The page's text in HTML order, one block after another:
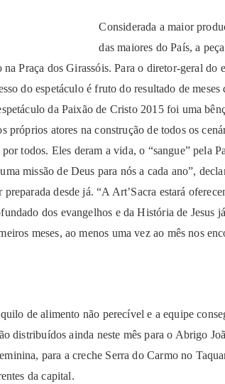
Considerada a maior
das maiores do País, a
na Praça dos Girassóis. Para o diretor-geral do
do espetáculo é fruto do resultado de meses
da Paixão de Cristo 2015 foi uma
próprios atores na construção de todos os
todos. Eles deram a vida, o “sangue” pela
missão de Deus para nós a cada ano”,
desde já. “A Art’Sacra estará
dos evangelhos e da História de Jesus
meses, ao menos uma vez ao mês nos
de alimento não perecível e a equipe
distribuídos ainda neste mês para o Abrigo
para a creche Serra do Carmo no
da capital.